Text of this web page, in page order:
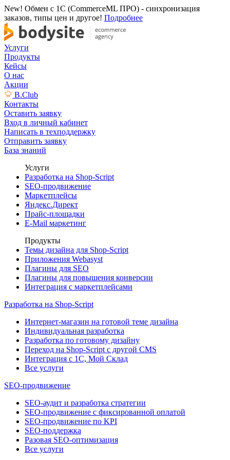
New! Обмен с 1С (CommerceML ПРО) - синхронизация
заказов, типы цен и другое! Подробнее
Услуги
Продукты
Кейсы
О нас
Акции
B.Club
Контакты
Оставить заявку
Вход в личный кабинет
Написать в техподдержку
Отправить заявку
База знаний
Услуги
Разработка на Shop-Script
SEO-продвижение
Маркетплейсы
Яндекс.Директ
Прайс-площадки
E-Mail маркетинг
Продукты
Темы дизайна для Shop-Script
Приложения Webasyst
Плагины для SEO
Плагины для повышения конверсии
Интеграция с маркетплейсами
Разработка на Shop-Script
Интернет-магазин на готовой теме дизайна
Индивидуальная разработка
Разработка по готовому дизайну
Переход на Shop-Script с другой CMS
Интеграция с 1С, Мой Склад
Все услуги
SEO-продвижение
SEO-аудит и разработка стратегии
SEO-продвижение с фиксированной оплатой
SEO-продвижение по KPI
SEO-поддержка
Разовая SEO-оптимизация
Все услуги